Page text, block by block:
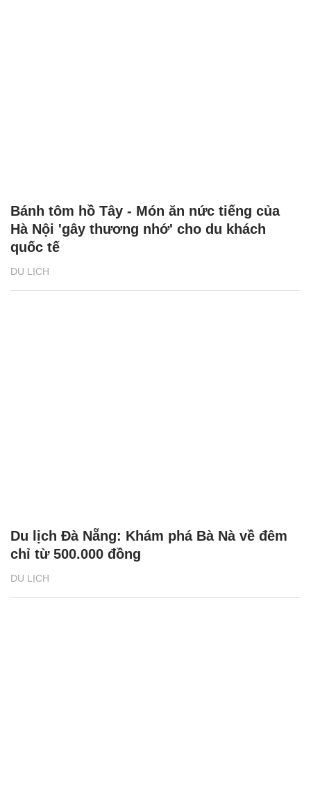
DU LỊCH
Bánh tôm hồ Tây - Món ăn nức tiếng của
Hà Nội 'gây thương nhớ' cho du khách
quốc tế
DU LỊCH
Du lịch Đà Nẵng: Khám phá Bà Nà về đêm
chỉ từ 500.000 đồng